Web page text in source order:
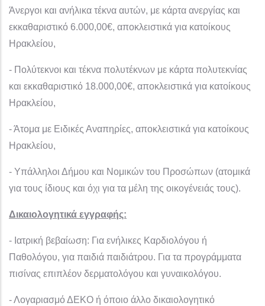
Άνεργοι και ανήλικα τέκνα αυτών, με κάρτα ανεργίας και
εκκαθαριστικό 6.000,00€, αποκλειστικά για κατοίκους
Ηρακλείου,
- Πολύτεκνοι και τέκνα πολυτέκνων με κάρτα πολυτεκνίας
και εκκαθαριστικό 18.000,00€, αποκλειστικά για κατοίκους
Ηρακλείου,
- Άτομα με Ειδικές Αναπηρίες, αποκλειστικά για κατοίκους
Ηρακλείου,
- Υπάλληλοι Δήμου και Νομικών του Προσώπων (ατομικά
για τους ίδιους και όχι για τα μέλη της οικογένειάς τους).
Δικαιολογητικά εγγραφής:
- Ιατρική βεβαίωση: Για ενήλικες Καρδιολόγου ή
Παθολόγου, για παιδιά παιδιάτρου. Για τα προγράμματα
πισίνας επιπλέον δερματολόγου και γυναικολόγου.
- Λογαριασμό ΔΕΚΟ ή όποιο άλλο δικαιολογητικό